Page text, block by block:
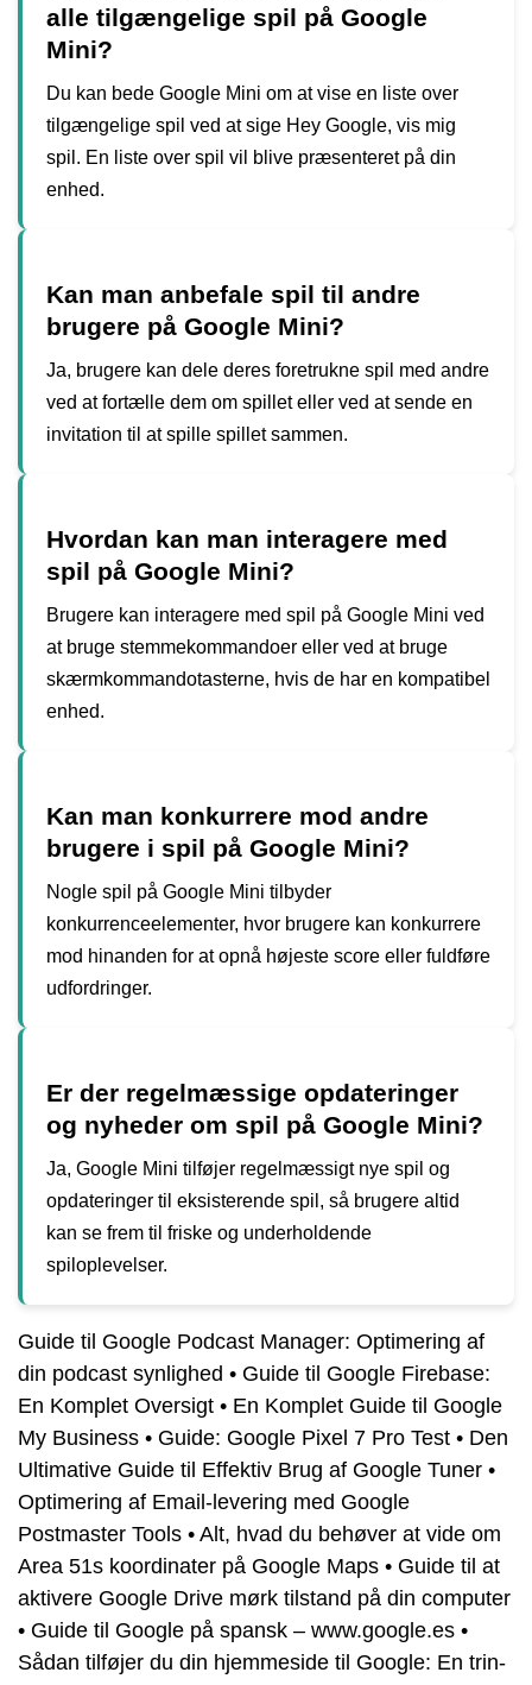
alle tilgængelige spil på Google
Mini?
Du kan bede Google Mini om at vise en liste over
tilgængelige spil ved at sige Hey Google, vis mig
spil. En liste over spil vil blive præsenteret på din
enhed.
Kan man anbefale spil til andre
brugere på Google Mini?
Ja, brugere kan dele deres foretrukne spil med andre
ved at fortælle dem om spillet eller ved at sende en
invitation til at spille spillet sammen.
Hvordan kan man interagere med
spil på Google Mini?
Brugere kan interagere med spil på Google Mini ved
at bruge stemmekommandoer eller ved at bruge
skærmkommandotasterne, hvis de har en kompatibel
enhed.
Kan man konkurrere mod andre
brugere i spil på Google Mini?
Nogle spil på Google Mini tilbyder
konkurrenceelementer, hvor brugere kan konkurrere
mod hinanden for at opnå højeste score eller fuldføre
udfordringer.
Er der regelmæssige opdateringer
og nyheder om spil på Google Mini?
Ja, Google Mini tilføjer regelmæssigt nye spil og
opdateringer til eksisterende spil, så brugere altid
kan se frem til friske og underholdende
spiloplevelser.
Guide til Google Podcast Manager: Optimering af
din podcast synlighed • Guide til Google Firebase:
En Komplet Oversigt • En Komplet Guide til Google
My Business • Guide: Google Pixel 7 Pro Test • Den
Ultimative Guide til Effektiv Brug af Google Tuner •
Optimering af Email-levering med Google
Postmaster Tools • Alt, hvad du behøver at vide om
Area 51s koordinater på Google Maps • Guide til at
aktivere Google Drive mørk tilstand på din computer
• Guide til Google på spansk – www.google.es •
Sådan tilføjer du din hjemmeside til Google: En trin-